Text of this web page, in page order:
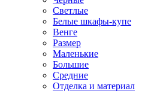
Светлые
Белые шкафы-купе
Венге
Размер
Маленькие
Большие
Средние
Отделка и материал